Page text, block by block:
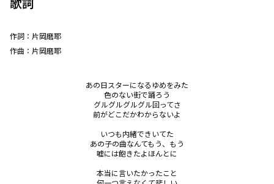
作詞： 片岡磨耶
作曲： 片岡磨耶
あの日スターになるゆめをみた
色のない街で踊ろう
グルグルグルグル回ってさ
前がどこだかわからないよ
いつも内緒できいてた
あの子の曲なんてもう、もう
嘘には飽きたよほんとに
本当に言いたかったこと